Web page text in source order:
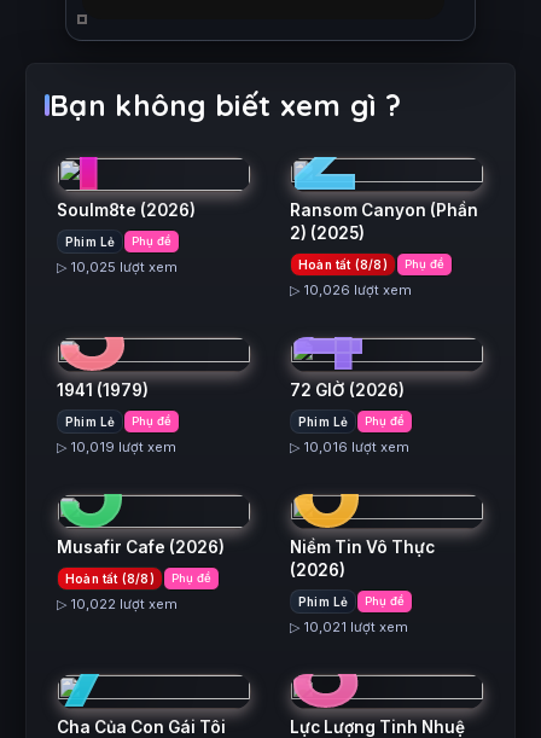
Bạn không biết xem gì ?
1
Soulm8te (2026)
Phim Lẻ Phụ đề
▷ 10,025 lượt xem
2
Ransom Canyon (Phần
2) (2025)
Hoàn tất (8/8) Phụ đề
▷ 10,026 lượt xem
3
1941 (1979)
Phim Lẻ Phụ đề
▷ 10,019 lượt xem
4
72 GIỜ (2026)
Phim Lẻ Phụ đề
▷ 10,016 lượt xem
5
Musafir Cafe (2026)
Hoàn tất (8/8) Phụ đề
▷ 10,022 lượt xem
6
Niềm Tin Vô Thực
(2026)
Phim Lẻ Phụ đề
▷ 10,021 lượt xem
7
Cha Của Con Gái Tôi
8
Lực Lượng Tinh Nhuệ